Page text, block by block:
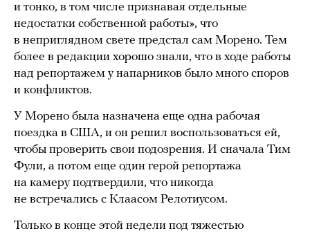
и тонко, в том числе признавая отдельные
недостатки собственной работы», что
в неприглядном свете предстал сам Морено. Тем
более в редакции хорошо знали, что в ходе работы
над репортажем у напарников было много споров
и конфликтов.
У Морено была назначена еще одна рабочая
поездка в США, и он решил воспользоваться ей,
чтобы проверить свои подозрения. И сначала Тим
Фули, а потом еще один герой репортажа
на камеру подтвердили, что никогда
не встречались с Клаасом Релотиусом.
Только в конце этой недели под тяжестью